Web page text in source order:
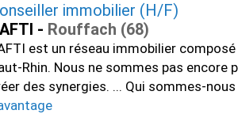
immobilier (H/F)
- Rouffach (68)
est un réseau immobilier
Rhin. Nous ne sommes pas
des synergies. ... Qui sommes-